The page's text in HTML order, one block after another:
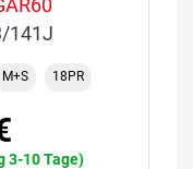
141J
M+S 18PR
3-10 Tage)